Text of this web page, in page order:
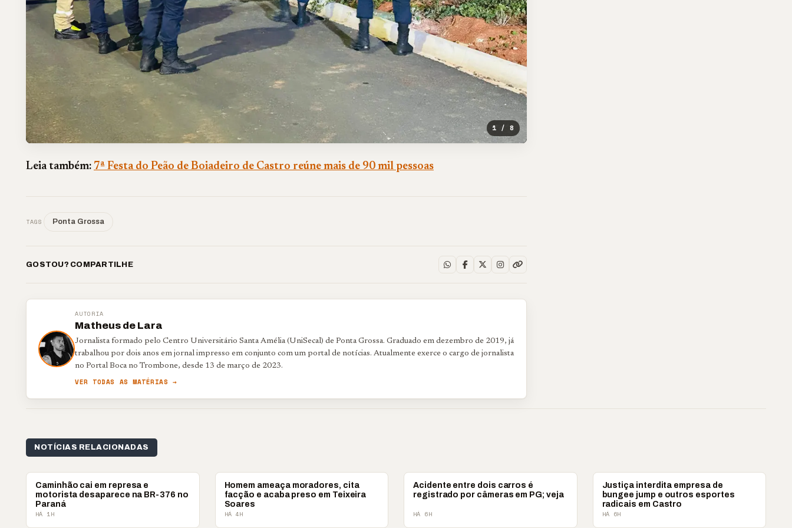
1 / 8
Leia também: 7ª Festa do Peão de Boiadeiro de Castro reúne mais de 90 mil pessoas
TAGS Ponta Grossa
GOSTOU? COMPARTILHE
AUTORIA
Matheus de Lara
Jornalista formado pelo Centro Universitário Santa Amélia (UniSecal) de Ponta Grossa. Graduado em dezembro de 2019, já
trabalhou por dois anos em jornal impresso em conjunto com um portal de notícias. Atualmente exerce o cargo de jornalista
no Portal Boca no Trombone, desde 13 de março de 2023.
VER TODAS AS MATÉRIAS →
NOTÍCIAS RELACIONADAS
POLICIAL
Caminhão cai em represa e
motorista desaparece na BR-376 no
Paraná
HÁ 1H
POLICIAL
Homem ameaça moradores, cita
facção e acaba preso em Teixeira
Soares
HÁ 4H
POLICIAL
Acidente entre dois carros é
registrado por câmeras em PG; veja
HÁ 6H
POLICIAL
Justiça interdita empresa de
bungee jump e outros esportes
radicais em Castro
HÁ 6H